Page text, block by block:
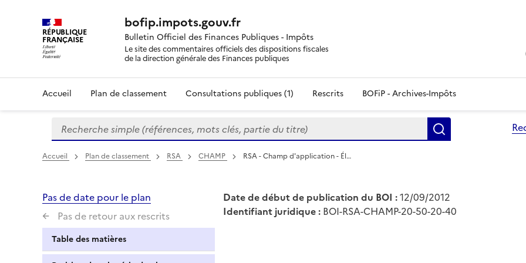
RÉPUBLIQUE
FRANÇAISE
bofip.impots.gouv.fr
Bulletin Officiel des Finances Publiques - Impôts
Le site des commentaires officiels des dispositions fiscales
de la direction générale des Finances publiques
Accueil Plan de classement Consultations publiques (1) Rescrits BOFiP - Archives-Impôts
Formulaire
de
recherche
Recherche simple (références, mots clés, partie du titre)
Accueil Plan de classement RSA CHAMP RSA - Champ d'application - Él…
Pas de date pour le plan
Pas de retour aux rescrits
Table des matières
Date de début de publication du BOI :12/09/2012
Identifiant juridique : BOI-RSA-CHAMP-20-50-20-40